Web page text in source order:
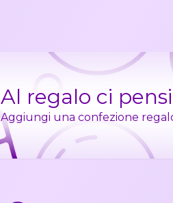
Al regalo ci
Aggiungi una confezione